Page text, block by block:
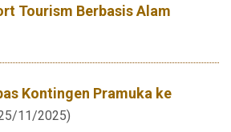
Tourism Berbasis Alam
Kontingen Pramuka ke
11/2025)